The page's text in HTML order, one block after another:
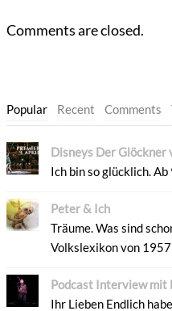
Comments are closed.
Popular Recent Comments
Disneys Der Glöckner
Ich bin so glücklich.
Peter & Ich
Träume. Was sind
Volkslexikon von 1957
Podcast Interview mit
Ihr Lieben Endlich